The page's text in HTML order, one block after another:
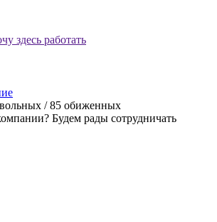
здесь работать
/85 обиженных
Будем рады сотрудничать